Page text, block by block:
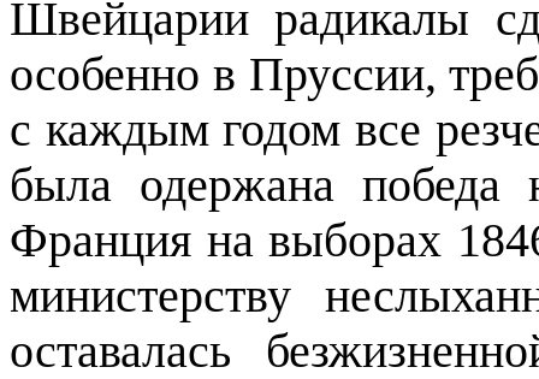
Швейцарии радикалы
особенно в Пруссии,
с каждым годом все
была одержана
Франция на выборах
министерству
оставалась